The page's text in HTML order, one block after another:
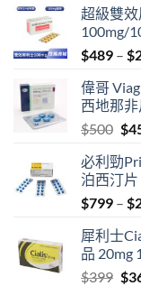
超級雙效
100mg/
$489 – $
偉哥
西地那
$500 $
必利勁
泊西汀片
$799 – $
犀利士
品 20mg
$399 $